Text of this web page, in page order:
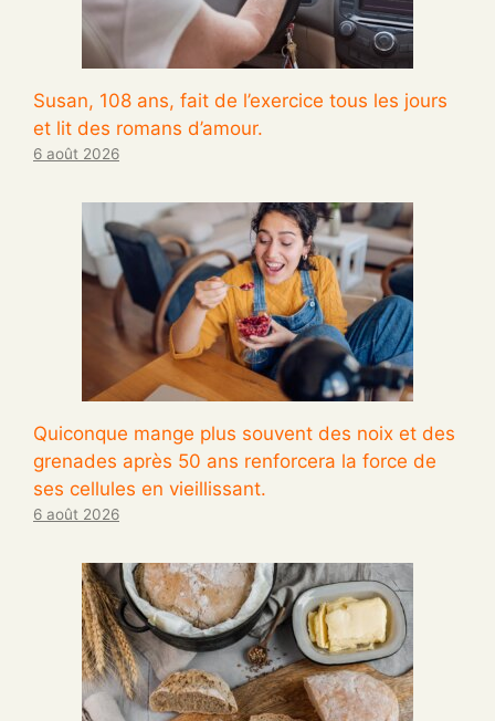
Susan, 108 ans, fait de l’exercice tous les jours
et lit des romans d’amour.
6 août 2026
Quiconque mange plus souvent des noix et des
grenades après 50 ans renforcera la force de
ses cellules en vieillissant.
6 août 2026